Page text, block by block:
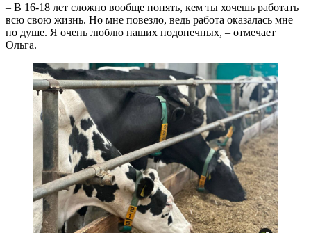
– В 16-18 лет сложно вообще понять, кем ты хочешь работать
всю свою жизнь. Но мне повезло, ведь работа оказалась мне
по душе. Я очень люблю наших подопечных, – отмечает
Ольга.